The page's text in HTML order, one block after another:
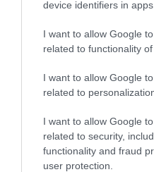
device identifiers in apps.
I want to allow Google
related to functionality
I want to allow Google
related to
I want to allow Google
related to security,
functionality and fraud
user protection.
2026.
TÍZ ÉVE